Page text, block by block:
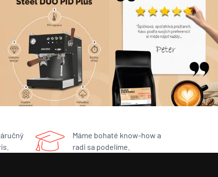
Máme bohaté know-how a
radi sa podelíme.